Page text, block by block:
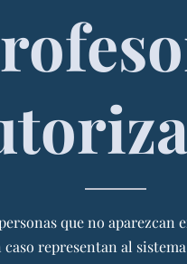
que no aparezcan
representan al sistema